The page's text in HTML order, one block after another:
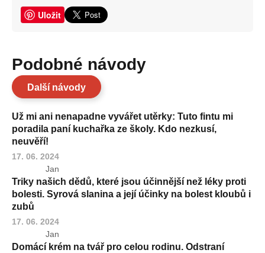
Uložit
Podobné návody
Další návody
Už mi ani nenapadne vyvářet utěrky: Tuto fintu mi
poradila paní kuchařka ze školy. Kdo nezkusí,
neuvěří!
17. 06. 2024
Jan
Triky našich dědů, které jsou účinnější než léky proti
bolesti. Syrová slanina a její účinky na bolest kloubů i
zubů
17. 06. 2024
Jan
Domácí krém na tvář pro celou rodinu. Odstraní